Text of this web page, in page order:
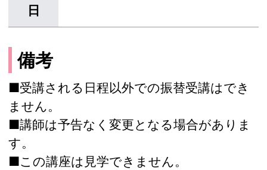
日
備考
■受講される日程以外での振替受講はでき
ません。
■講師は予告なく変更となる場合がありま
す。
■この講座は見学できません。